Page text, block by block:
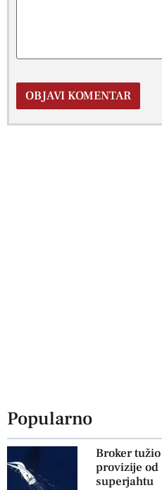
Popularno
Broker
provizije od
superjahtu